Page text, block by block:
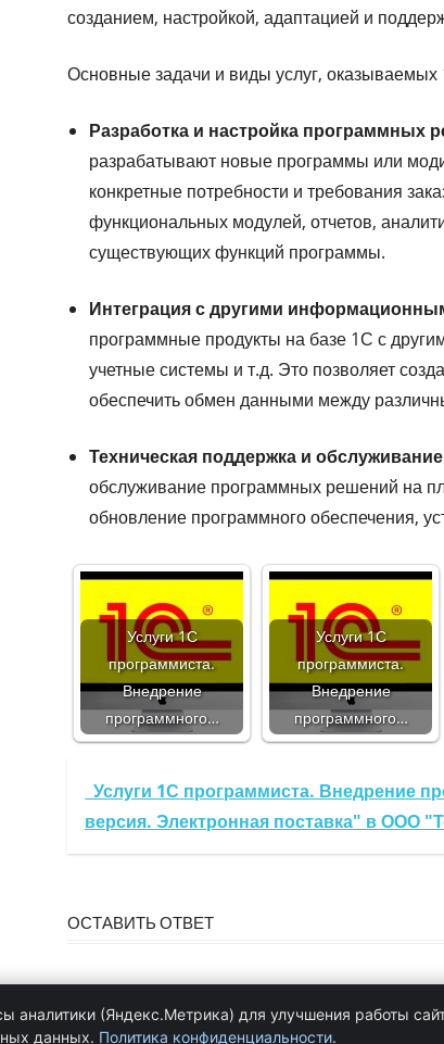
созданием, настройкой, адаптацией и
Основные задачи и виды услуг,
Разработка и настройка программных
разрабатывают новые программы или
конкретные потребности и требования
функциональных модулей, отчетов,
существующих функций программы.
Интеграция с другими
программные продукты на базе 1С с
учетные системы и т.д. Это позволяет
обеспечить обмен данными между
Техническая поддержка и
обслуживание программных решений на
обновление программного обеспечения,
Услуги 1С
программиста.
Внедрение
программного…
Услуги 1С
программиста.
Внедрение
программного…
Услуги 1С программиста. Внедрение
версия. Электронная поставка" в ООО
ОСТАВИТЬ ОТВЕТ
(Яндекс.Метрика) для улучшения работы
данных. Политика конфиденциальности.